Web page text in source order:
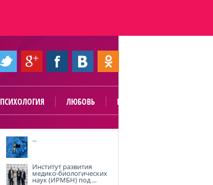
ПСИХОЛОГИЯ ЛЮБОВЬ ПОЛЕЗНО
...
Институт развития
медико-биологических
наук (ИРМБН) под ...